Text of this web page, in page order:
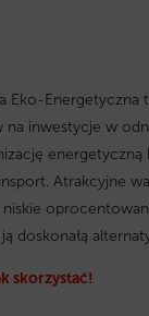
Eko-Energetyczna
na inwestycje w
energetyczną
Atrakcyjne
doskonałą
skorzystać!